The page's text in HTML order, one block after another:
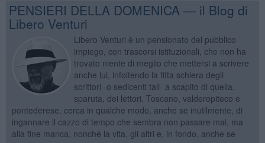
PENSIERI DELLA DOMENICA — il Blog di
Libero Venturi
Libero Venturi è un pensionato del pubblico
impiego, con trascorsi istituzionali, che non ha
trovato niente di meglio che mettersi a scrivere
anche lui, infoltendo la fitta schiera degli
scrittori -o sedicenti tali- a scapito di quella,
sparuta, dei lettori. Toscano, valderopiteco e
pontederese, cerca in qualche modo, anche se inutilmente, di
ingannare il cazzo di tempo che sembra non passare mai, ma
alla fine manca, nonché la vita, gli altri e, in fondo, anche se